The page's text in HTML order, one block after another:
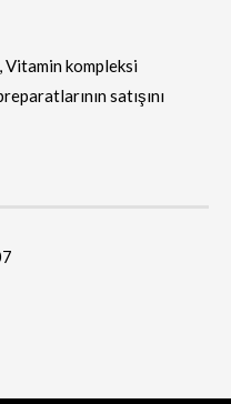
kompleksi
satışını